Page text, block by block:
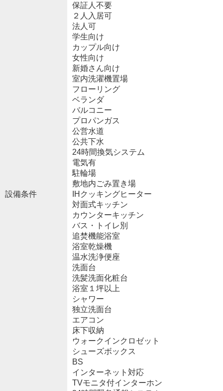
設備条件
保証人不要
２人入居可
法人可
学生向け
カップル向け
女性向け
新婚さん向け
室内洗濯機置場
フローリング
ベランダ
バルコニー
プロパンガス
公営水道
公共下水
24時間換気システム
電気有
駐輪場
敷地内ごみ置き場
IHクッキングヒーター
対面式キッチン
カウンターキッチン
バス・トイレ別
追焚機能浴室
浴室乾燥機
温水洗浄便座
洗面台
洗髪洗面化粧台
浴室１坪以上
シャワー
独立洗面台
エアコン
床下収納
ウォークインクロゼット
シューズボックス
BS
インターネット対応
TVモニタ付インターホン